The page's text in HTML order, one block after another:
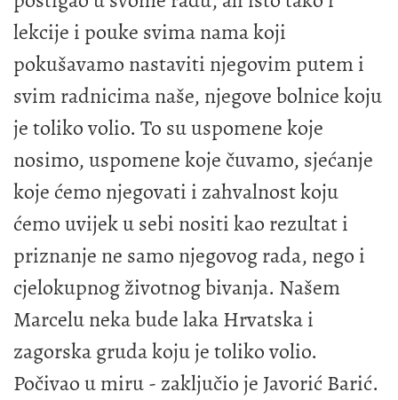
lekcije i pouke svima nama koji
pokušavamo nastaviti njegovim putem i
svim radnicima naše, njegove bolnice koju
je toliko volio. To su uspomene koje
nosimo, uspomene koje čuvamo, sjećanje
koje ćemo njegovati i zahvalnost koju
ćemo uvijek u sebi nositi kao rezultat i
priznanje ne samo njegovog rada, nego i
cjelokupnog životnog bivanja. Našem
Marcelu neka bude laka Hrvatska i
zagorska gruda koju je toliko volio.
Počivao u miru - zaključio je Javorić Barić.